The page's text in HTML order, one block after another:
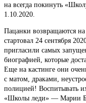
на всегда покинуть
1.10.2020.
Пацанки возвращаются
стартовал 24 сентября
пригласили самых
биографией, которые
Еще на кастинге они
с матом, драками,
полицией! Воспитывать
«Школы леди» — Марии